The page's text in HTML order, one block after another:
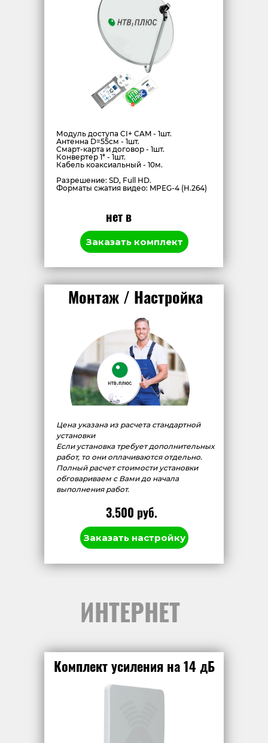
Модуль доступа CI+ CAM - 1шт.
Антенна D=55см - 1шт.
Смарт-карта и договор - 1шт.
Конвертер 1* - 1шт.
Кабель коаксиальный - 10м.
Разрешение: SD, Full HD.
Форматы сжатия видео: MPEG-4 (H.264)
Монтаж / Настройка
нет в
наличии
3.500 руб.
Цена указана из расчета стандартной
установки
Если установка требует дополнительных
работ, то они оплачиваются отдельно.
Полный расчет стоимости установки
обговариваем с Вами до начала
выполнения работ.
Заказать комплект
Заказать настройку
Комплект усиления на 14 дБ
ИНТЕРНЕТ